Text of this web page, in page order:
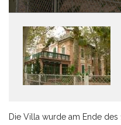
Die Villa wurde am Ende